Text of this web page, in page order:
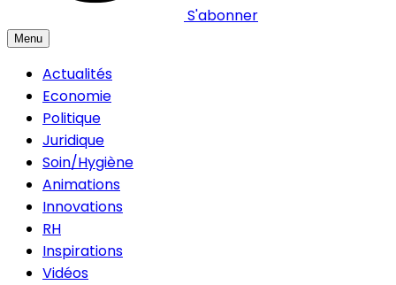
S'abonner
Menu
Actualités
Economie
Politique
Juridique
Soin/Hygiène
Animations
Innovations
RH
Inspirations
Vidéos